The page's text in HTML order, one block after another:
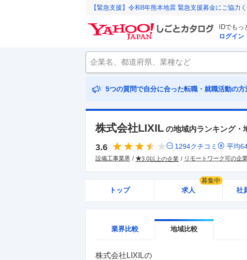
【緊急支援】令和8年熊本地震 緊急支援募金にご協力
IDでもっ
ログイン
5つの質問で自分に合った転職・就職活動の
株式会社LIXIL の地域内ランキング・
3.6 1294クチコミ 平均
設備工事業界 3.0以上の企業 リモートワーク可の企
トップ 求人
募集中
社
業界比較 地域比較
株式会社LIXILの